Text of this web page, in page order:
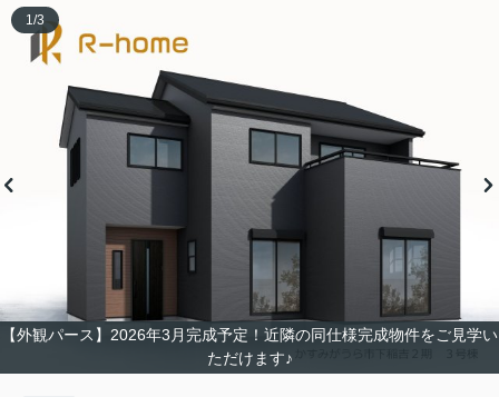
【外観パース】2026年3月完成予定！近隣の同仕様完成物件をご見学い
ただけます♪
1/3